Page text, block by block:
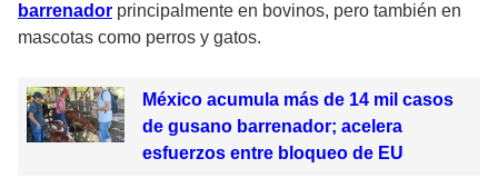
barrenador principalmente en bovinos, pero también en
mascotas como perros y gatos.
México acumula más de 14 mil casos
de gusano barrenador; acelera
esfuerzos entre bloqueo de EU